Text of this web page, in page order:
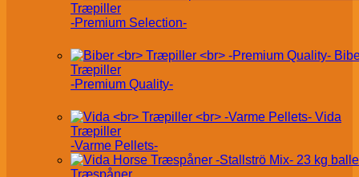
Træpiller
-Premium Selection-
Træpiller
-Premium Quality-
Vida
Træpiller
-Varme Pellets-
Træspåner